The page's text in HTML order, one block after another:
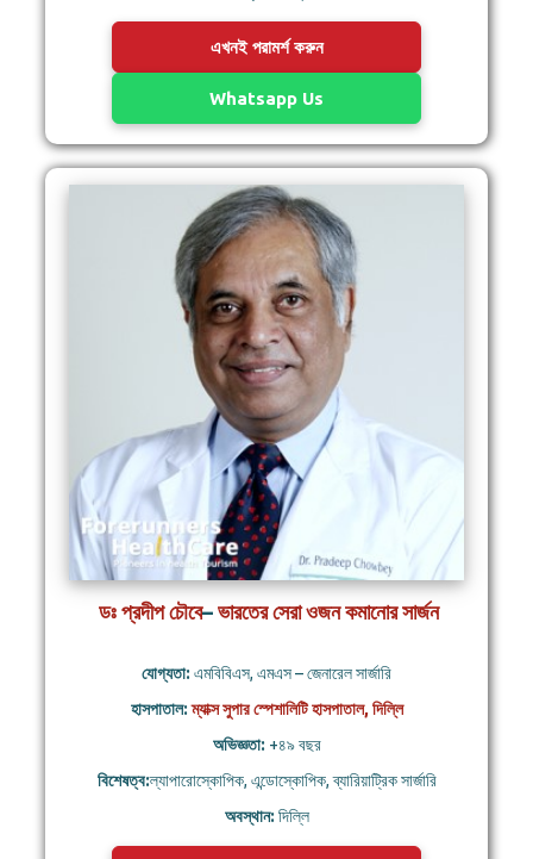
এখনই পরামর্শ করুন
Whatsapp Us
ডঃ প্রদীপ চৌবে– ভারতের সেরা ওজন কমানোর সার্জন
যোগ্যতা: এমবিবিএস, এমএস – জেনারেল সার্জারি
হাসপাতাল:ম্যাক্স সুপার স্পেশালিটি হাসপাতাল, দিল্লি
অভিজ্ঞতা: +৪৯ বছর
বিশেষত্ব:ল্যাপারোস্কোপিক, এন্ডোস্কোপিক, ব্যারিয়াট্রিক সার্জারি
অবস্থান: দিল্লি